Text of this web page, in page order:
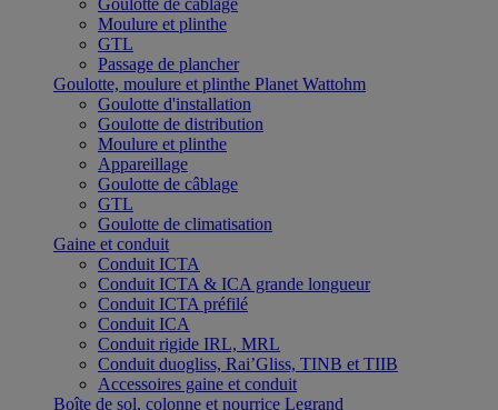
Goulotte de câblage
Moulure et plinthe
GTL
Passage de plancher
Goulotte, moulure et plinthe Planet Wattohm
Goulotte d'installation
Goulotte de distribution
Moulure et plinthe
Appareillage
Goulotte de câblage
GTL
Goulotte de climatisation
Gaine et conduit
Conduit ICTA
Conduit ICTA & ICA grande longueur
Conduit ICTA préfilé
Conduit ICA
Conduit rigide IRL, MRL
Conduit duogliss, Rai’Gliss, TINB et TIIB
Accessoires gaine et conduit
Boîte de sol, colonne et nourrice Legrand